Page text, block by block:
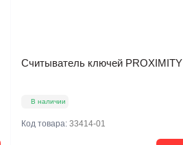
Считыватель ключей PROXIMITY
В наличии
Код товара:33414-01